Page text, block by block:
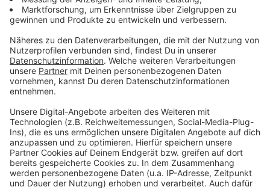
ist ein wichtiger Standort für den Güterverkehr auf der
A31. Der Ausbau zur Raststätte mit Tankstelle würde
Berufskraftfahrer deutlich verbessern. Wann dieser
Schritt erfolgt, bleibt weiterhin offen.
Anzeige
Anzeige